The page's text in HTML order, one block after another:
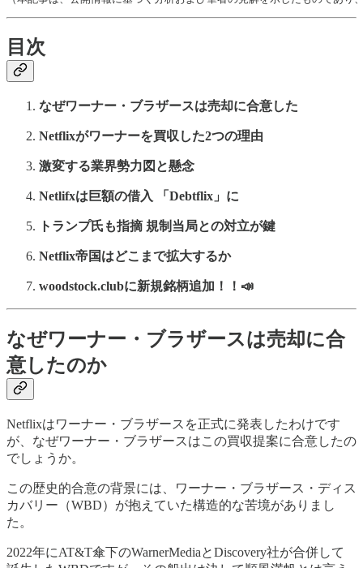
目次
なぜワーナー・ブラザースは売却に合意した
Netflixがワーナーを買収した2つの理由
激変する業界勢力図と懸念
Netlifxは巨額の借入 「Debtflix」に
トランプ氏も指摘 規制当局との対立が鍵
Netflix帝国はどこまで拡大するか
woodstock.clubに新規銘柄追加！！📣
なぜワーナー・ブラザースは売却に合
意したのか
Netflixはワーナー・ブラザースを正式に発表したわけです
が、なぜワーナー・ブラザースはこの買収提案に合意したの
でしょうか。
この歴史的合意の背景には、ワーナー・ブラザース・ディス
カバリー（WBD）が抱えていた構造的な苦境がありまし
た。
2022年にAT&T傘下のWarnerMediaとDiscovery社が合併して